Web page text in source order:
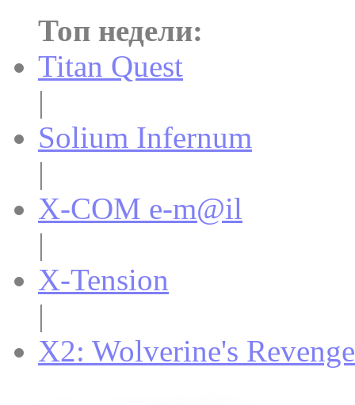
Топ недели:
Titan Quest
|
Solium Infernum
|
X-COM e-m@il
|
X-Tension
|
X2: Wolverine's Revenge